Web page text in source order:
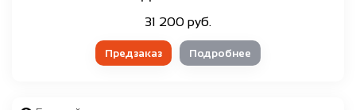
31 200 руб.
Предзаказ Подробнее